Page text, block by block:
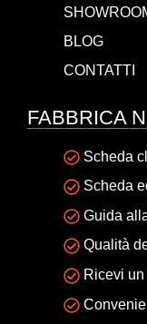
BLOG
CONTATTI
FABBRICA
Scheda
Scheda
Guida
Qualità
Ricevi